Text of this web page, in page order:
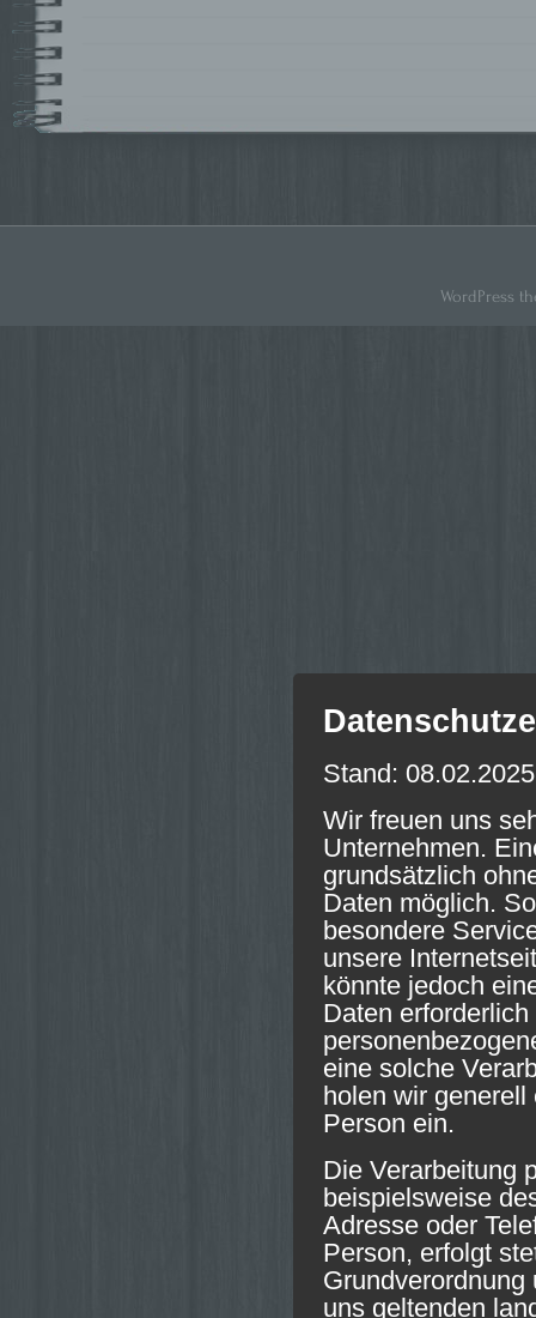
WordPress
Stand: 08.02.2025
Wir freuen uns
Unternehmen.
grundsätzlich
Daten möglich.
besondere
unsere
könnte jedoch
Daten
eine solche
holen wir
Person ein.
Die Verarbeitung
beispielsweise
Adresse oder
Person, erfolgt
uns geltenden